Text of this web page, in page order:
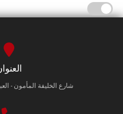
شارع الخليفة المأمون -